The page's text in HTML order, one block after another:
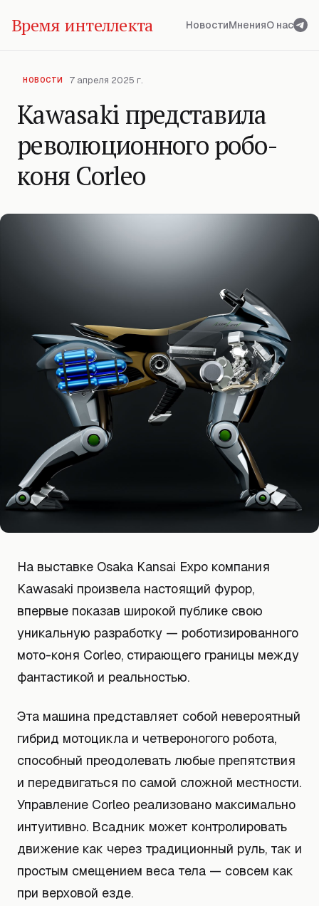
Время интеллекта НовостиМненияО нас
НОВОСТИ 7 апреля 2025 г.
Kawasaki представила
революционного робо-
коня Corleo
На выставке Osaka Kansai Expo компания
Kawasaki произвела настоящий фурор,
впервые показав широкой публике свою
уникальную разработку — роботизированного
мото-коня Corleo, стирающего границы между
фантастикой и реальностью.
Эта машина представляет собой невероятный
гибрид мотоцикла и четвероногого робота,
способный преодолевать любые препятствия
и передвигаться по самой сложной местности.
Управление Corleo реализовано максимально
интуитивно. Всадник может контролировать
движение как через традиционный руль, так и
простым смещением веса тела — совсем как
при верховой езде.